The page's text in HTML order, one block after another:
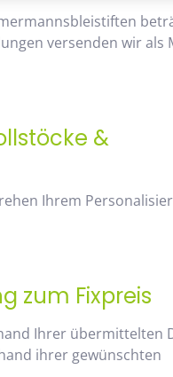
versenden wir als
&
Ihrem
zum Fixpreis
Ihrer übermittelten
ihrer gewünschten